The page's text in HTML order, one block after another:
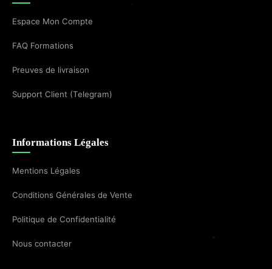
Espace Mon Compte
FAQ Formations
Preuves de livraison
Support Client (Telegram)
Informations Légales
Mentions Légales
Conditions Générales de Vente
Politique de Confidentialité
Nous contacter